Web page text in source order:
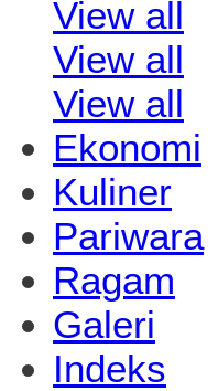
View all
View all
View all
Ekonomi
Kuliner
Pariwara
Ragam
Galeri
Indeks